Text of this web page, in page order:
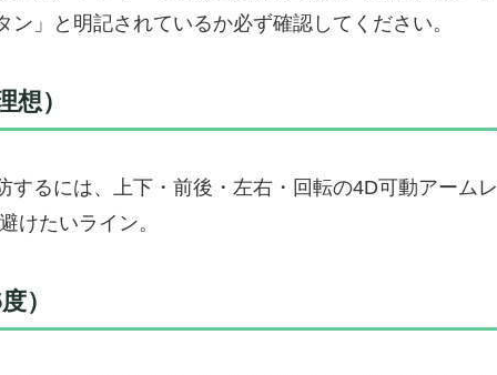
」と明記されているか必ず確認してください。
）
るには、上下・前後・左右・回転の4D可動アームレ
けたいライン。
）